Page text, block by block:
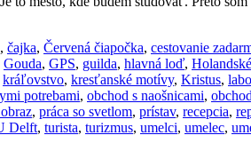
, čajka, Červená čiapočka, cestovanie
Gouda, GPS, guilda, hlavná loď,
kráľovstvo, kresťanské motívy, Kristus,
potrebami, obchod s naošnicami,
, práca so svetlom, prístav, recepcia,
Delft, turista, turizmus, umelci, umelec,